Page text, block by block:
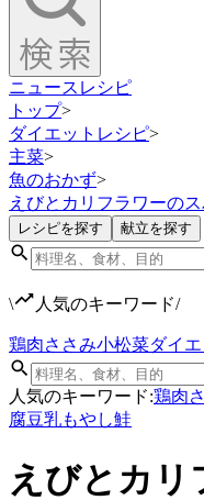
ニュース レシピ
トップ>
ダイエットレシピ>
主菜>
魚のおかず>
えびとカリフラワーの
レシピを探す 献立を探す
\ 人気のキーワード/
鶏肉ささみ小松菜ダイエ
人気のキーワード:鶏肉
腐豆乳もやし鮭
えびとカリ